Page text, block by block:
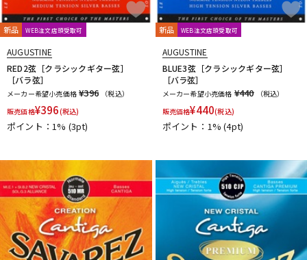
新品 WEB注文店頭受取可
AUGUSTINE
RED2弦［クラシックギター弦］
［バラ弦］
メーカー希望小売価格 ¥396
（税込）
販売価格¥396(税込)
ポイント：1% (3pt)
新品 WEB注文店頭受取可
AUGUSTINE
BLUE3弦［クラシックギター弦］
［バラ弦］
メーカー希望小売価格 ¥440
（税込）
販売価格¥440(税込)
ポイント：1%(4pt)